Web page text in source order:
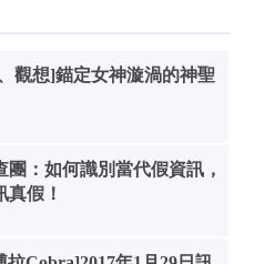
觀想]錨定女神漩渦的神聖
團：如何識別當代假資訊，
真假！